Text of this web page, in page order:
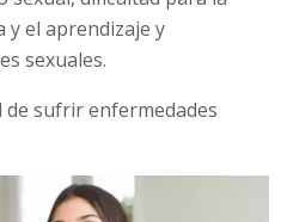
y el aprendizaje y
sexuales.
sufrir enfermedades